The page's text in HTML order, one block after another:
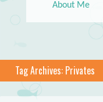
About Me
Tag Archives: Privates